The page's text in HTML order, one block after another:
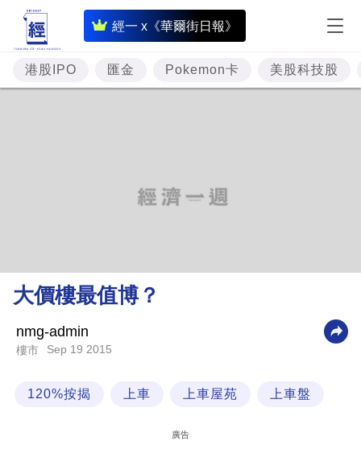
經一 x《華爾街日報》
即
時
財
經
理
財
業
港股IPO 匯金 Pokemon卡 美股科技股
大價樓最值博？
nmg-admin
樓市 Sep 19 2015
120%按揭 上車 上車屋苑 上車盤
廣告